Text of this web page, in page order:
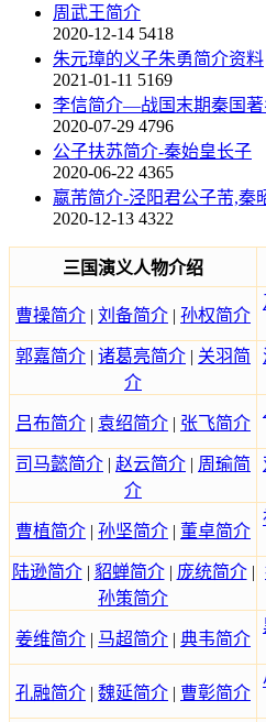
周武王简介
2020-12-14 5418
朱元璋的义子朱勇简介资料
2021-01-11 5169
李信简介—战国末期秦国著
2020-07-29 4796
公子扶苏简介-秦始皇长子
2020-06-22 4365
嬴芾简介-泾阳君公子芾,秦
2020-12-13 4322
三国演义人物介绍
曹操简介 | 刘备简介 | 孙权简介
郭嘉简介 | 诸葛亮简介 | 关羽简
介
吕布简介 | 袁绍简介 | 张飞简介
司马懿简介 | 赵云简介 | 周瑜简
介
曹植简介 | 孙坚简介 | 董卓简介
陆逊简介| 貂蝉简介| 庞统简介|
孙策简介
姜维简介 | 马超简介 | 典韦简介
孔融简介 | 魏延简介 | 曹彰简介